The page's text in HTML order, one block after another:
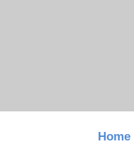
Home